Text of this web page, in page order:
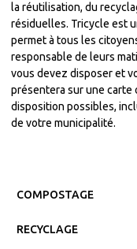
la réutilisation, du
résiduelles. Tricycle est
permet à tous les
responsable de leurs
vous devez disposer et
présentera sur une carte
disposition possibles,
de votre municipalité.
COMPOSTAGE
RECYCLAGE